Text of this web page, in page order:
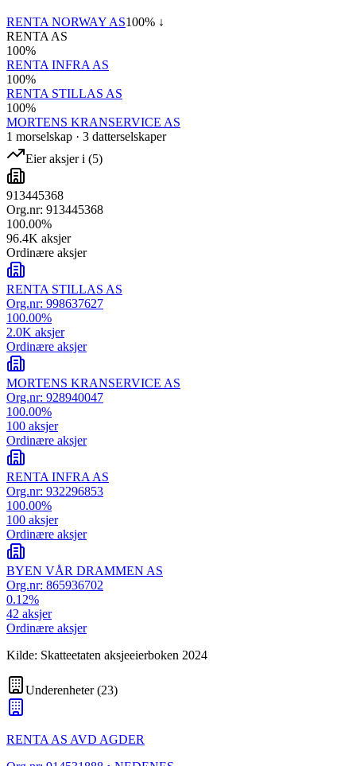
RENTA NORWAY AS100% ↓
RENTA AS
100%
RENTA INFRA AS
100%
RENTA STILLAS AS
100%
MORTENS KRANSERVICE AS
1 morselskap · 3 datterselskaper
Eier aksjer i (5)
913445368
Org.nr: 913445368
100.00%
96.4K aksjer
Ordinære aksjer
RENTA STILLAS AS
Org.nr: 998637627
100.00%
2.0K aksjer
Ordinære aksjer
MORTENS KRANSERVICE AS
Org.nr: 928940047
100.00%
100 aksjer
Ordinære aksjer
RENTA INFRA AS
Org.nr: 932296853
100.00%
100 aksjer
Ordinære aksjer
BYEN VÅR DRAMMEN AS
Org.nr: 865936702
0.12%
42 aksjer
Ordinære aksjer
Kilde: Skatteetaten aksjeeierboken 2024
Underenheter(23)
RENTA AS AVD AGDER